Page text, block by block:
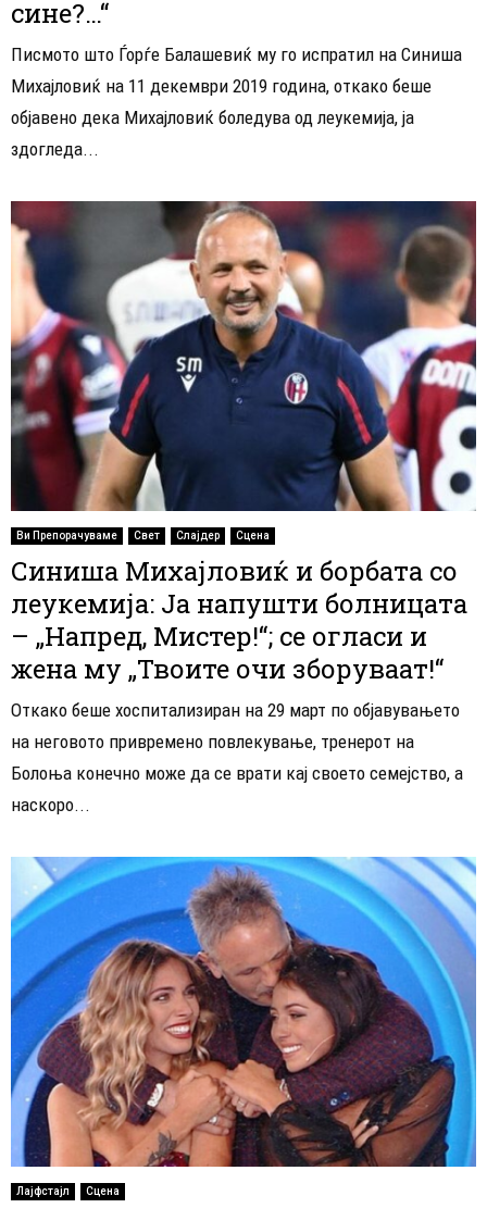
сине?…“
Писмото што Ѓорѓе Балашевиќ му го испратил на Синиша
Михајловиќ на 11 декември 2019 година, откако беше
објавено дека Михајловиќ боледува од леукемија, ја
здогледа...
Ви Препорачуваме Свет Слајдер Сцена
Синиша Михајловиќ и борбата со
леукемија: Jа напушти болницата
– „Напред, Мистер!“; се огласи и
жена му „Твоите очи зборуваат!“
Откако беше хоспитализиран на 29 март по објавувањето
на неговото привремено повлекување, тренерот на
Болоња конечно може да се врати кај своето семејство, а
наскоро...
Лајфстајл Сцена